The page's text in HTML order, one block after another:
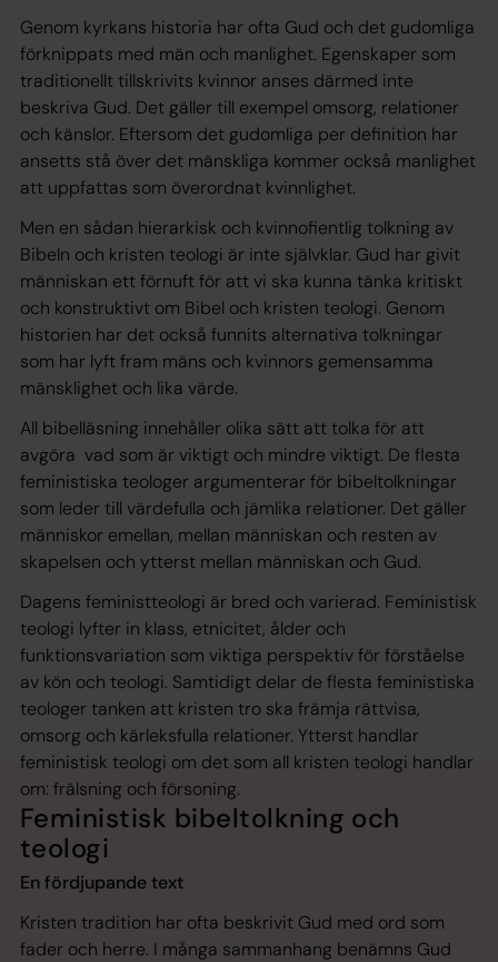
Genom kyrkans historia har ofta Gud och det gudomliga
förknippats med män och manlighet. Egenskaper som
traditionellt tillskrivits kvinnor anses därmed inte
beskriva Gud. Det gäller till exempel omsorg, relationer
och känslor. Eftersom det gudomliga per definition har
ansetts stå över det mänskliga kommer också manlighet
att uppfattas som överordnat kvinnlighet.
Men en sådan hierarkisk och kvinnofientlig tolkning av
Bibeln och kristen teologi är inte självklar. Gud har givit
människan ett förnuft för att vi ska kunna tänka kritiskt
och konstruktivt om Bibel och kristen teologi. Genom
historien har det också funnits alternativa tolkningar
som har lyft fram mäns och kvinnors gemensamma
mänsklighet och lika värde.
All bibelläsning innehåller olika sätt att tolka för att
avgöra vad som är viktigt och mindre viktigt. De flesta
feministiska teologer argumenterar för bibeltolkningar
som leder till värdefulla och jämlika relationer. Det gäller
människor emellan, mellan människan och resten av
skapelsen och ytterst mellan människan och Gud.
Dagens feministteologi är bred och varierad. Feministisk
teologi lyfter in klass, etnicitet, ålder och
funktionsvariation som viktiga perspektiv för förståelse
av kön och teologi. Samtidigt delar de flesta feministiska
teologer tanken att kristen tro ska främja rättvisa,
omsorg och kärleksfulla relationer. Ytterst handlar
feministisk teologi om det som all kristen teologi handlar
om: frälsning och försoning.
Feministisk bibeltolkning och
teologi
En fördjupande text
Kristen tradition har ofta beskrivit Gud med ord som
fader och herre. I många sammanhang benämns Gud